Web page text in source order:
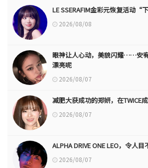
LE SSERAFIM金彩元恢复活动“
2026/08/08
眼神让人心动，美貌闪耀……安
漂亮呢
2026/08/07
减肥大获成功的郑妍，在TWICE成
2026/08/07
ALPHA DRIVE ONE LEO，令人
2026/08/07